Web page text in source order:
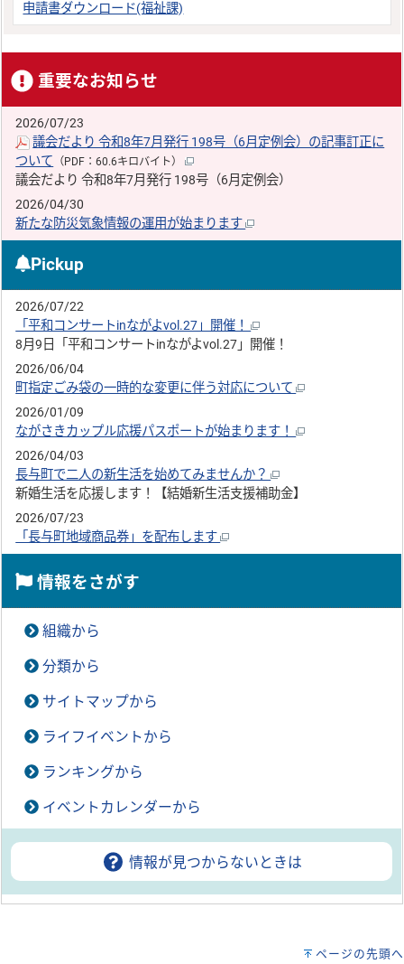
申請書ダウンロード(福祉課)
重要なお知らせ
2026/07/23
議会だより 令和8年7月発行 198号（6月定例会）の記事訂正に
ついて （PDF：60.6キロバイト）
議会だより 令和8年7月発行 198号（6月定例会）
2026/04/30
新たな防災気象情報の運用が始まります
Pickup
2026/07/22
「平和コンサートinながよvol.27」開催！
8月9日「平和コンサートinながよvol.27」開催！
2026/06/04
町指定ごみ袋の一時的な変更に伴う対応について
2026/01/09
ながさきカップル応援パスポートが始まります！
2026/04/03
長与町で二人の新生活を始めてみませんか？
新婚生活を応援します！【結婚新生活支援補助金】
2026/07/23
「長与町地域商品券」を配布します
情報をさがす
組織から
分類から
サイトマップから
ライフイベントから
ランキングから
イベントカレンダーから
情報が見つからないときは
ページの先頭へ